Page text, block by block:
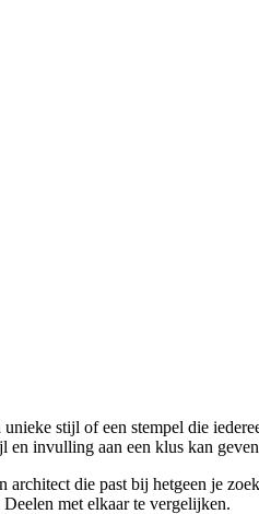
stijl of een stempel die
en invulling aan een klus kan
die past bij hetgeen je
met elkaar te vergelijken.